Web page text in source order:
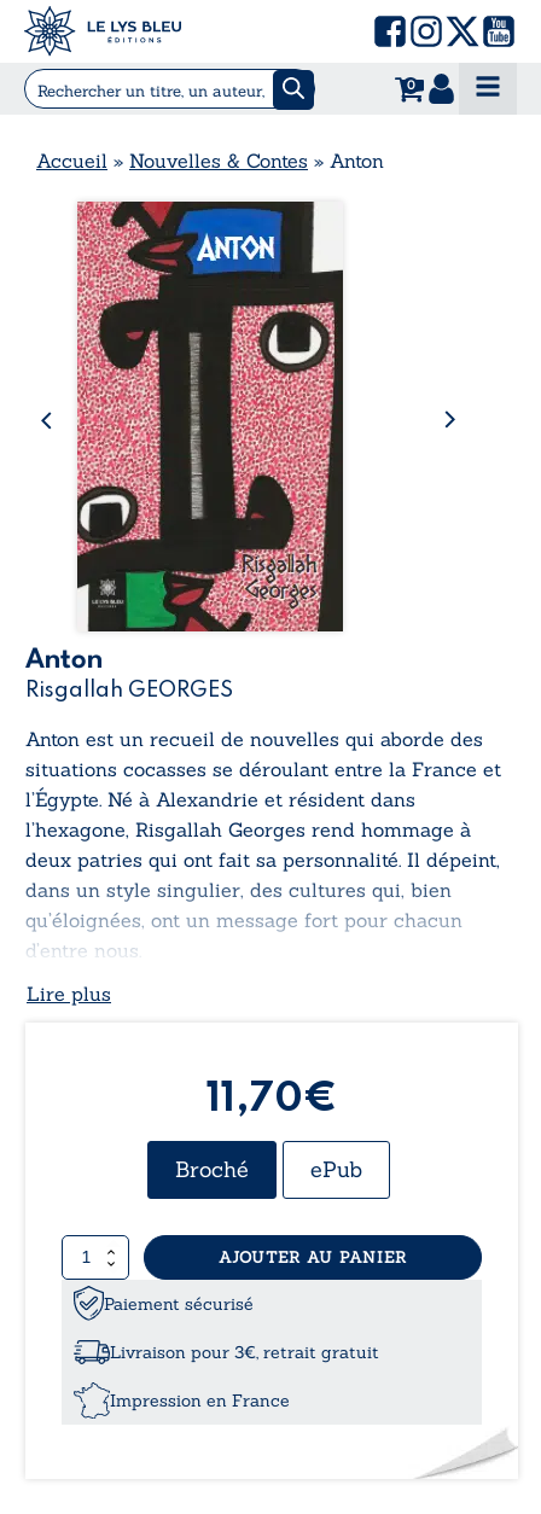
0
Accueil » Nouvelles & Contes » Anton
Anton
Risgallah GEORGES
Anton est un recueil de nouvelles qui aborde des
situations cocasses se déroulant entre la France et
l’Égypte. Né à Alexandrie et résident dans
l’hexagone, Risgallah Georges rend hommage à
deux patries qui ont fait sa personnalité. Il dépeint,
dans un style singulier, des cultures qui, bien
qu’éloignées, ont un message fort pour chacun
d’entre nous.
Lire plus
11,70€
Broché ePub
quantité
de
Anton
AJOUTER AU PANIER
Paiement sécurisé
Livraison pour 3€, retrait gratuit
Impression en France